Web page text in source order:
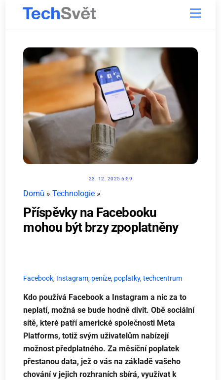
Menu
23. 12. 2025 6:59
Domů » Technologie »
Příspěvky na Facebooku
mohou být brzy zpoplatněny
Facebook, Instagram, peníze, poplatky,techcentrum
Kdo používá Facebook a Instagram a nic za to
neplatí, možná se bude hodně divit. Obě sociální
sítě, které patří americké společnosti Meta
Platforms, totiž svým uživatelům nabízejí
možnost předplatného. Za měsíční poplatek
přestanou data, jež o vás na základě vašeho
chování v jejich rozhraních sbírá, využívat k